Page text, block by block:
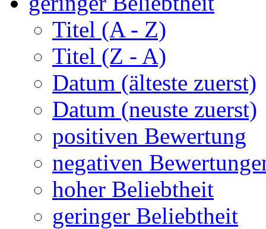
Titel (A - Z)
Titel (Z - A)
Datum (älteste zuerst)
Datum (neuste zuerst)
positiven Bewertung
negativen
hoher Beliebtheit
geringer Beliebtheit